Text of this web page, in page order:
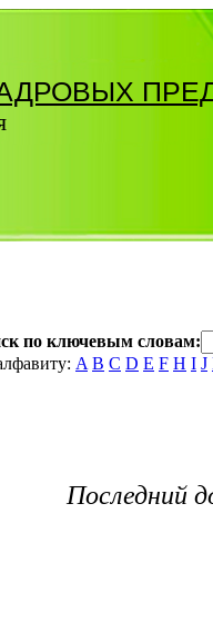
по ключевым словам:
A B C D E F H I J
Последний